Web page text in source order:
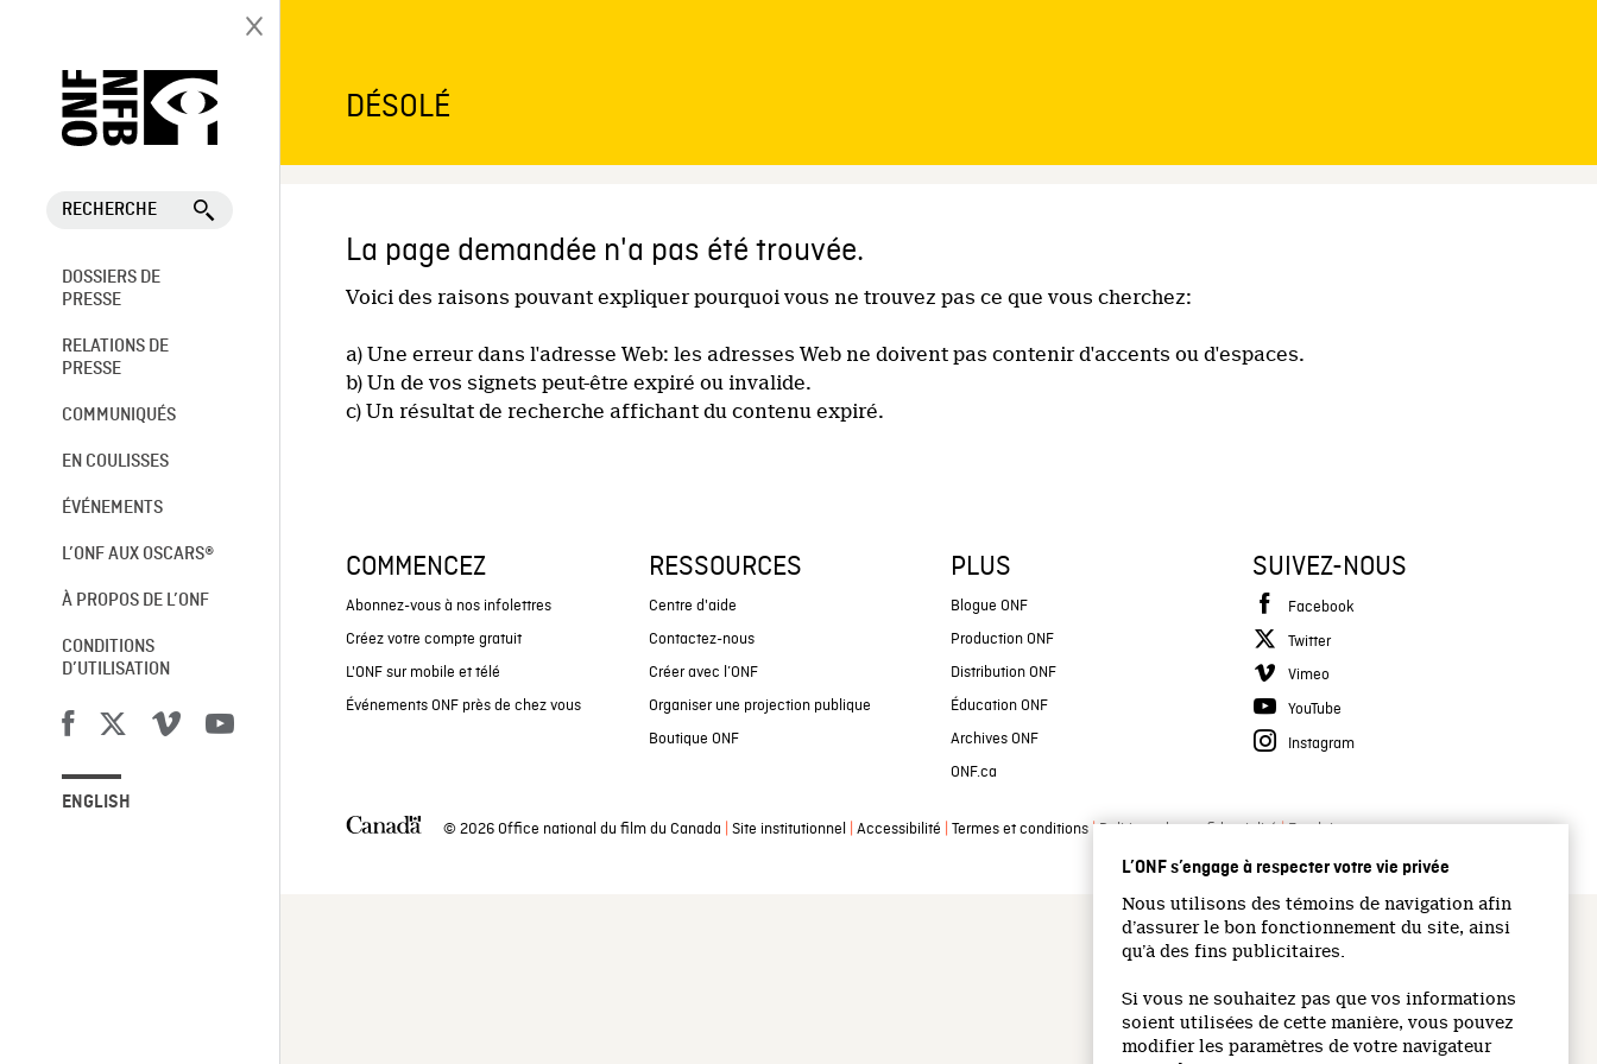
L’ONF s’engage à respecter votre vie privée
Nous utilisons des témoins de navigation afin
d’assurer le bon fonctionnement du site, ainsi
qu’à des fins publicitaires.
Si vous ne souhaitez pas que vos informations
soient utilisées de cette manière, vous pouvez
modifier les paramètres de votre navigateur
RECHERCHE
DOSSIERS DE
PRESSE
RELATIONS DE
PRESSE
COMMUNIQUÉS
EN COULISSES
ÉVÉNEMENTS
L’ONF AUX OSCARS®
À PROPOS DE L’ONF
CONDITIONS
D’UTILISATION
ENGLISH
DÉSOLÉ
La page demandée n'a pas été trouvée.
Voici des raisons pouvant expliquer pourquoi vous ne trouvez pas ce que vous cherchez:
a) Une erreur dans l'adresse Web: les adresses Web ne doivent pas contenir d'accents ou d'espaces.
b) Un de vos signets peut-être expiré ou invalide.
c) Un résultat de recherche affichant du contenu expiré.
COMMENCEZ
Abonnez-vous à nos infolettres
Créez votre compte gratuit
L'ONF sur mobile et télé
Événements ONF près de chez vous
RESSOURCES
Centre d'aide
Contactez-nous
Créer avec l’ONF
Organiser une projection publique
Boutique ONF
PLUS
Blogue ONF
Production ONF
Distribution ONF
Éducation ONF
Archives ONF
ONF.ca
SUIVEZ-NOUS
Facebook
Twitter
Vimeo
YouTube
Instagram
© 2026 Office national du film du Canada Site institutionnel Accessibilité Termes et conditions | Politique de confidentialité|Emplois